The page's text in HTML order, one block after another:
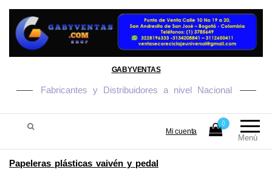
GABYVENTAS
Fabricantes y Distribuidores a nivel Nacional
Menú
0
Mi cuenta
Papeleras plásticas vaivén y pedal